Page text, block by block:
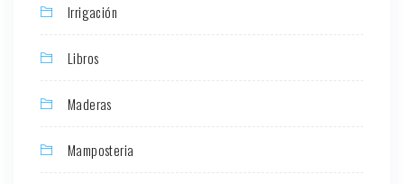
Irrigación
Libros
Maderas
Mamposteria